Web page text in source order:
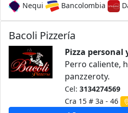
Nequi
Bancolombia
Bacoli Pizzería
Pizza
Perro caliente,
panzzeroty.
Cel: 3134274569
Cra 15 # 3a - 46